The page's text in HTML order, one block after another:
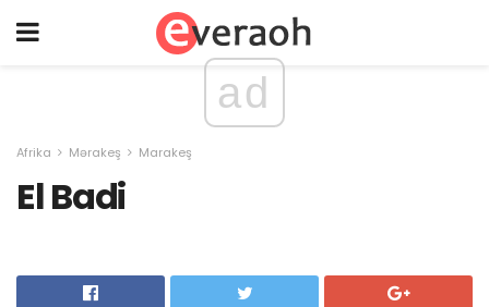
ad
Afrika Mərakeş Marakeş
El Badi